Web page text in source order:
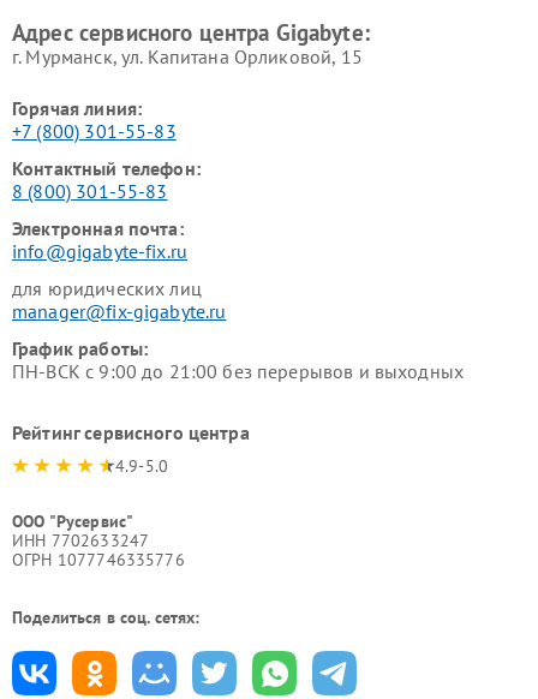
Адрес сервисного центра Gigabyte:
г. Мурманск, ул. Капитана Орликовой, 15
Горячая линия:
+7 (800) 301-55-83
Контактный телефон:
8 (800) 301-55-83
Электронная почта:
info@gigabyte-fix.ru
для юридических лиц
manager@fix-gigabyte.ru
График работы:
ПН-ВСК с 9:00 до 21:00 без перерывов и выходных
Рейтинг сервисного центра
4.9-5.0
ООО "Русервис"
ИНН 7702633247
ОГРН 1077746335776
Поделиться в соц. сетях: